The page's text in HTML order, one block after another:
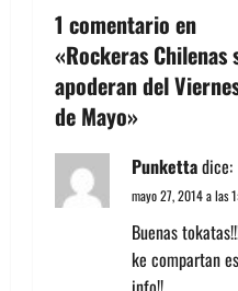
c
i
ó
n
d
1 comentario en
«Rockeras Chilenas
apoderan del
de Mayo»
Punkettadice:
mayo 27, 2014 a las
Buenas
ke compartan